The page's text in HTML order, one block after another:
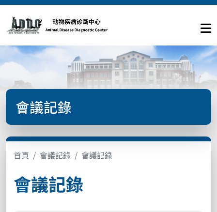
會議記錄
首頁 會議記錄 會議記錄
會議記錄